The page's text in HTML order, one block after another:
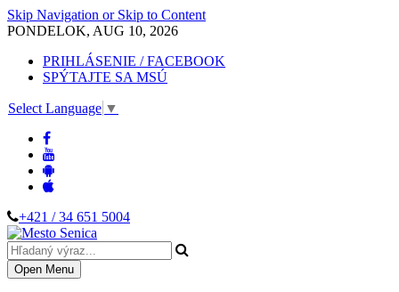
Skip Navigation or Skip to Content
PONDELOK, AUG 10, 2026
PRIHLÁSENIE / FACEBOOK
SPÝTAJTE SA MSÚ
Select Language ▼
+421 / 34 651 5004
Open Menu